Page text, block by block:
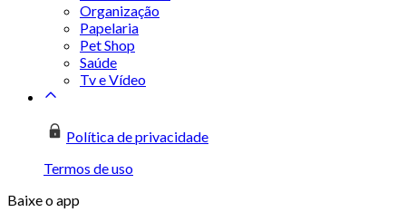
Organização
Papelaria
Pet Shop
Saúde
Tv e Vídeo
Política de privacidade
Termos de uso
Baixe o app